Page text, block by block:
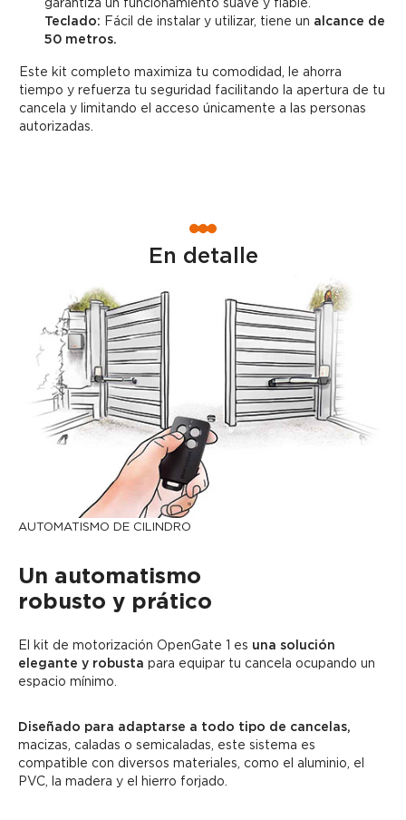
Teclado: Fácil de instalar y utilizar, tiene un alcance de
50 metros.
Este kit completo maximiza tu comodidad, le ahorra
tiempo y refuerza tu seguridad facilitando la apertura de tu
cancela y limitando el acceso únicamente a las personas
autorizadas.
En detalle
AUTOMATISMO DE CILINDRO
Un automatismo
robusto y prático
El kit de motorización OpenGate 1 es una solución
elegante y robusta para equipar tu cancela ocupando un
espacio mínimo.
Diseñado para adaptarse a todo tipo de cancelas,
macizas, caladas o semicaladas, este sistema es
compatible con diversos materiales, como el aluminio, el
PVC, la madera y el hierro forjado.